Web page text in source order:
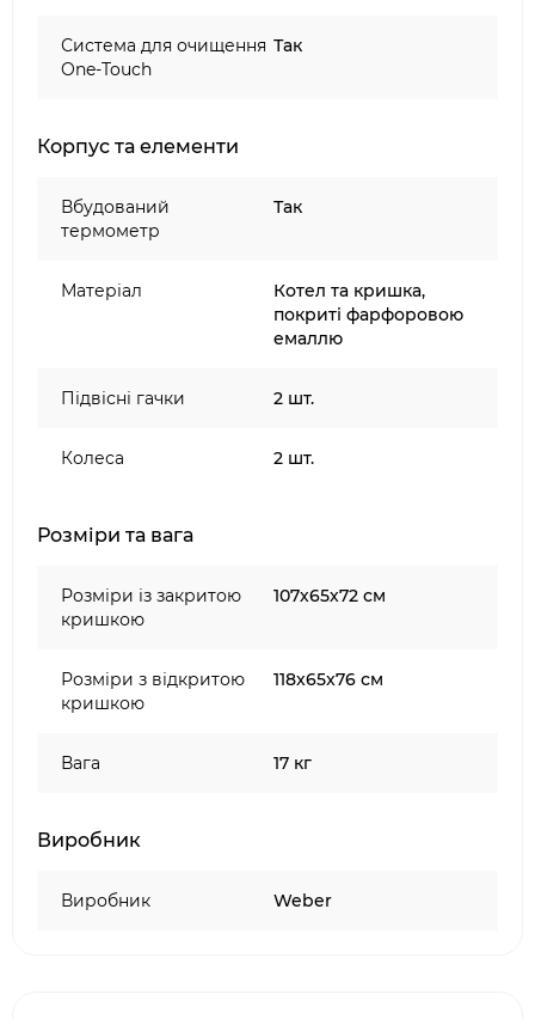
Система для очищення
One-Touch
Так
Корпус та елементи
Вбудований
термометр
Так
Матеріал
Котел та кришка,
покриті фарфоровою
емаллю
Підвісні гачки 2 шт.
Колеса 2 шт.
Розміри та вага
Розміри із закритою
кришкою
107х65х72 см
Розміри з відкритою
кришкою
118x65x76 см
Вага 17 кг
Виробник
Виробник Weber